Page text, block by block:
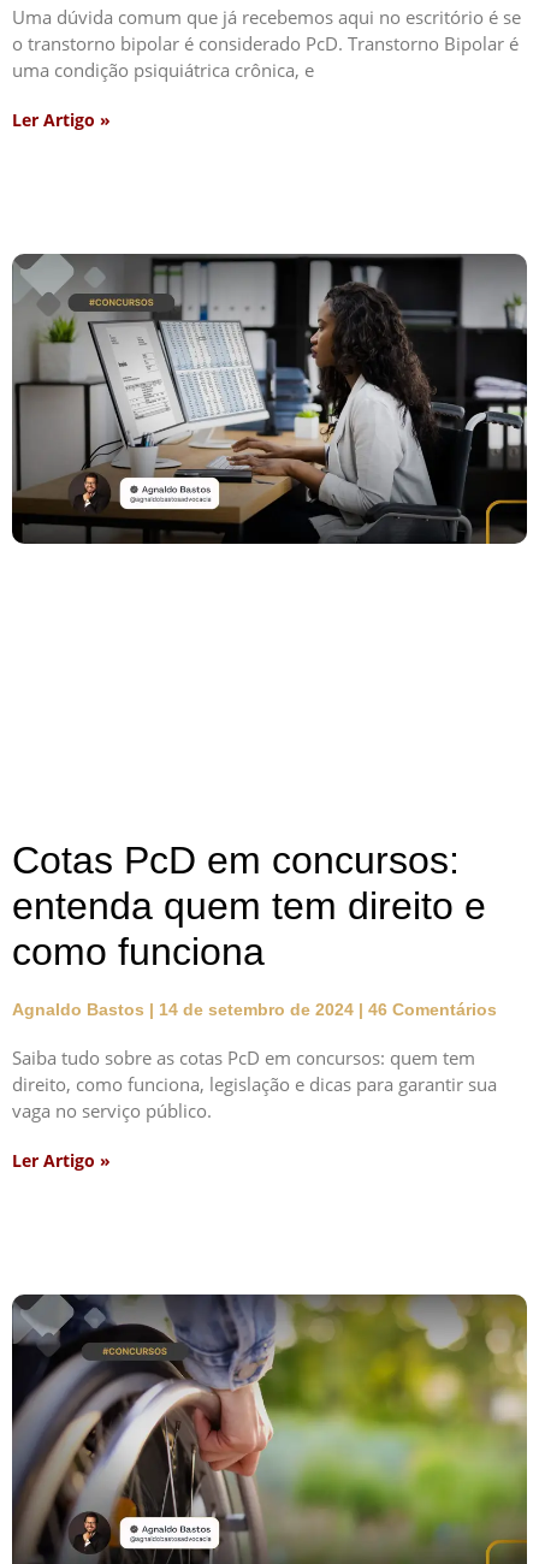
Uma dúvida comum que já recebemos aqui no escritório é se
o transtorno bipolar é considerado PcD. Transtorno Bipolar é
uma condição psiquiátrica crônica, e
Ler Artigo »
Cotas PcD em concursos:
entenda quem tem direito e
como funciona
Agnaldo Bastos 14 de setembro de 2024 46 Comentários
Saiba tudo sobre as cotas PcD em concursos: quem tem
direito, como funciona, legislação e dicas para garantir sua
vaga no serviço público.
Ler Artigo »